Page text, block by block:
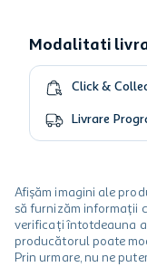
Modalitati
Click &
Livrare
Afișăm imagini ale
să furnizăm informații
verificați întotdeauna
producătorul poate
Prin urmare, nu ne